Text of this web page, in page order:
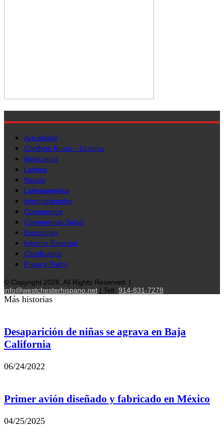
Actualidad
Conflicto Rusia – Ucrania
Mexicanos
Latinos
Nación
Latinoamérica
Internacionales
Coronavirus
Coronavirus-Salud
Elecciones
Informe Especial
Clasificados
Privacy Policy
© Copyright 2026, All Rights Reserved. |
info@westchesterhispano.net | Telf. 914-831-7278
Más historias
Desaparición de niñas se agrava en Baja
California
06/24/2022
Primer avión diseñado y fabricado en México
04/25/2025